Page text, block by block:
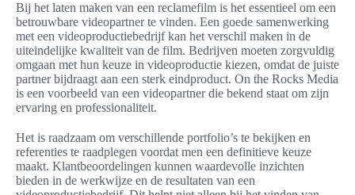
Bij het laten maken van een reclamefilm is het essentieel om een
betrouwbare videopartner te vinden. Een goede samenwerking
met een videoproductiebedrijf kan het verschil maken in de
uiteindelijke kwaliteit van de film. Bedrijven moeten zorgvuldig
omgaan met hun keuze in videoproductie kiezen, omdat de juiste
partner bijdraagt aan een sterk eindproduct. On the Rocks Media
is een voorbeeld van een videopartner die bekend staat om zijn
ervaring en professionaliteit.
Het is raadzaam om verschillende portfolio’s te bekijken en
referenties te raadplegen voordat men een definitieve keuze
maakt. Klantbeoordelingen kunnen waardevolle inzichten
bieden in de werkwijze en de resultaten van een